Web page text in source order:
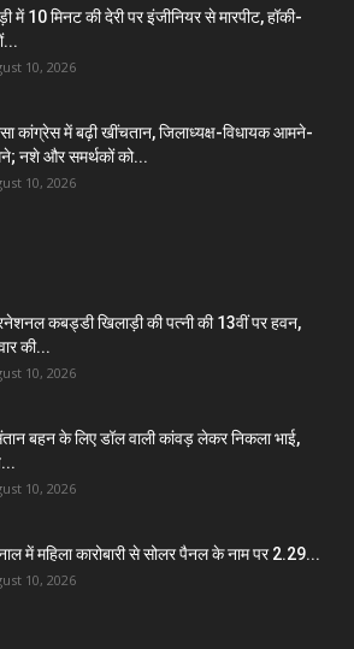
में 10 मिनट की देरी पर इंजीनियर से मारपीट, हॉकी-
10, 2026
कांग्रेस में बढ़ी खींचतान, जिलाध्यक्ष-विधायक आमने-
नशे और समर्थकों को...
10, 2026
कबड्डी खिलाड़ी की पत्नी की 13वीं पर हवन,
की...
10, 2026
बहन के लिए डॉल वाली कांवड़ लेकर निकला भाई,
10, 2026
में महिला कारोबारी से सोलर पैनल के नाम पर 2.29...
10, 2026